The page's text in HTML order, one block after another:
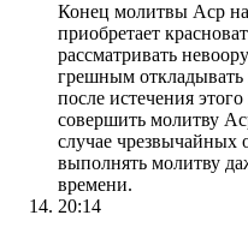
Конец молитвы Аср
приобретает
рассматривать
грешным откладывать
после истечения
совершить молитву
случае чрезвычайных
выполнять молитву
времени.
20:14